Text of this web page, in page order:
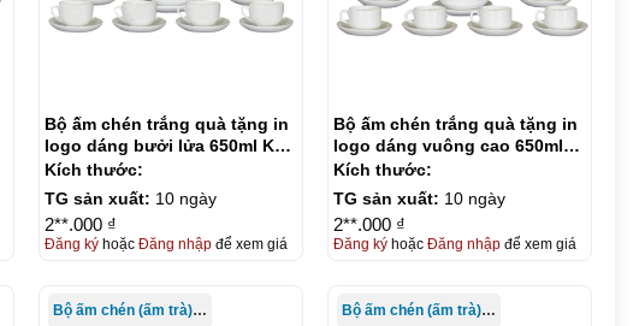
Bộ ấm chén trắng quà tặng in
logo dáng bưởi lửa 650ml KQ-
ACT07
Kích thước:
TG sản xuất: 10 ngày
2**.000 ₫
Đăng kýhoặc Đăng nhậpđể xem giá
Bộ ấm chén trắng quà tặng in
logo dáng vuông cao 650ml
KQ-ACT08
Kích thước:
TG sản xuất: 10 ngày
2**.000 ₫
Đăng kýhoặc Đăng nhậpđể xem giá
Bộ ấm chén (ấm trà) in logo Bộ ấm chén (ấm trà) in logo